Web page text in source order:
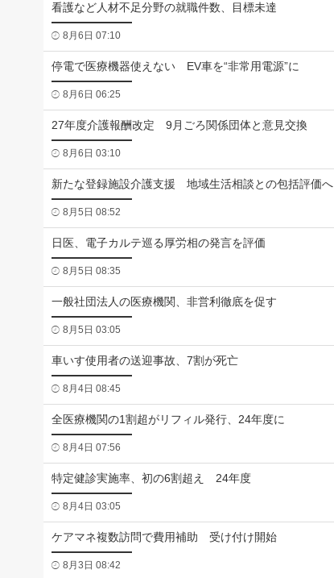
看護など人材不足分野の就職件数、目標未達
8月6日 07:10
停電で医療機器使えない EV車を“非常用電源”に
8月6日 06:25
27年度介護報酬改定 9月ごろ関係団体と意見交換
8月6日 03:10
新たな登録施設介護支援 地域生活相談との包括評価へ
8月5日 08:52
日医、電子カルテ巡る厚労相の発言を評価
8月5日 08:35
一般社団法人の医療機関、非営利徹底を促す
8月5日 03:05
車いす使用者の送迎事故、7割が死亡
8月4日 08:45
全医療機関の1割超がリフィル発行、24年度に
8月4日 07:56
特定健診実施率、初の6割超え 24年度
8月4日 03:05
ケアマネ複数訪問で費用補助 受け付け開始
8月3日 08:42